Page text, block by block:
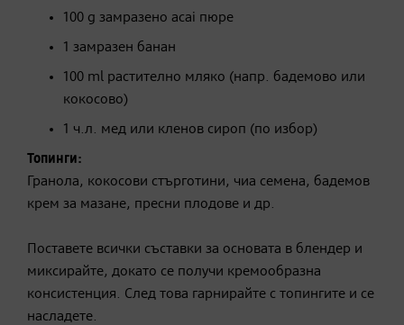
100 g замразено acai пюре
1 замразен банан
100 ml растително мляко (напр. бадемово или
кокосово)
1 ч.л. мед или кленов сироп (по избор)
Топинги:
Гранола, кокосови стърготини, чиа семена, бадемов
крем за мазане, пресни плодове и др.
Поставете всички съставки за основата в блендер и
миксирайте, докато се получи кремообразна
консистенция. След това гарнирайте с топингите и се
насладете.